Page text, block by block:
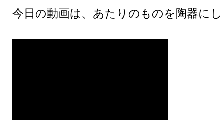
今日の動画は、あたりのものを陶器に